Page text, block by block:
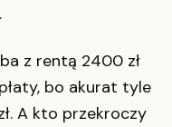
z rentą 2400 zł
bo akurat tyle
A kto przekroczy